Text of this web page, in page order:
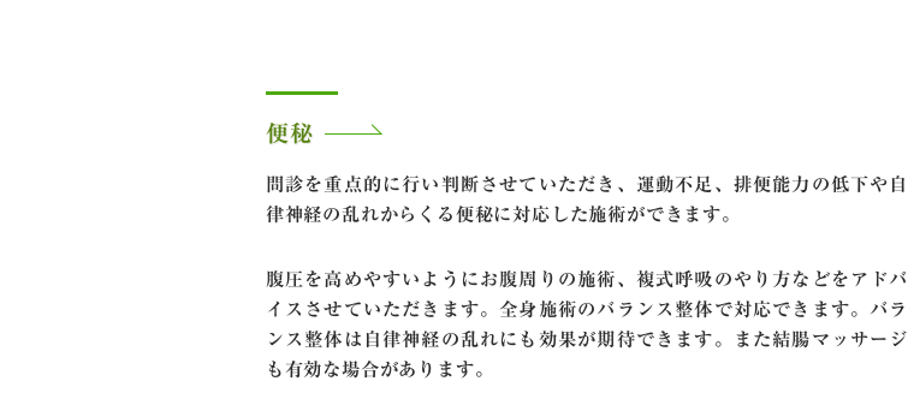
便秘
問診を重点的に行い判断させていただき、運動不足、排便能力の低下や自
律神経の乱れからくる便秘に対応した施術ができます。
腹圧を高めやすいようにお腹周りの施術、複式呼吸のやり方などをアドバ
イスさせていただきます。全身施術のバランス整体で対応できます。バラ
ンス整体は自律神経の乱れにも効果が期待できます。また結腸マッサージ
も有効な場合があります。